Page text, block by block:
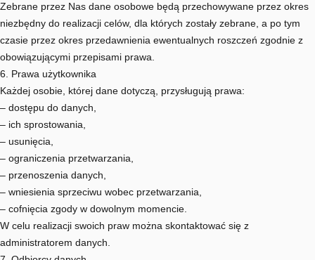
Zebrane przez Nas dane osobowe będą przechowywane przez okres
niezbędny do realizacji celów, dla których zostały zebrane, a po tym
czasie przez okres przedawnienia ewentualnych roszczeń zgodnie z
obowiązującymi przepisami prawa.
6. Prawa użytkownika
Każdej osobie, której dane dotyczą, przysługują prawa:
– dostępu do danych,
– ich sprostowania,
– usunięcia,
– ograniczenia przetwarzania,
– przenoszenia danych,
– wniesienia sprzeciwu wobec przetwarzania,
– cofnięcia zgody w dowolnym momencie.
W celu realizacji swoich praw można skontaktować się z
administratorem danych.